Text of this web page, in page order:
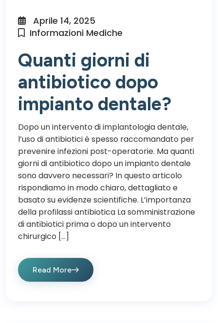
Aprile 14, 2025
Informazioni Mediche
Quanti giorni di
antibiotico dopo
impianto dentale?
Dopo un intervento di implantologia dentale,
l’uso di antibiotici è spesso raccomandato per
prevenire infezioni post-operatorie. Ma quanti
giorni di antibiotico dopo un impianto dentale
sono davvero necessari? In questo articolo
rispondiamo in modo chiaro, dettagliato e
basato su evidenze scientifiche. L’importanza
della profilassi antibiotica La somministrazione
di antibiotici prima o dopo un intervento
chirurgico […]
Read More